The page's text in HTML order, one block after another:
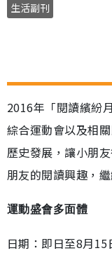
生活副刊
2016年「閱讀繽紛
綜合運動會以及相
歷史發展，讓小朋
朋友的閱讀興趣，
運動盛會多面體
日期：即日至8月15